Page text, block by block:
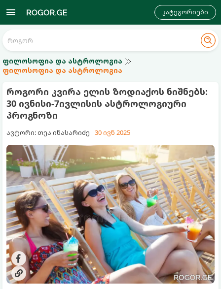
კატეგორიები
ფილოსოფია და ასტროლოგია
ფილოსოფია და ასტროლოგია
როგორი კვირა ელის ზოდიაქოს ნიშნებს:
30 ივნისი-7ივლისის ასტროლოგიური
პროგნოზი
ავტორი: თეა ინასარიძე 30 ივნ 2025